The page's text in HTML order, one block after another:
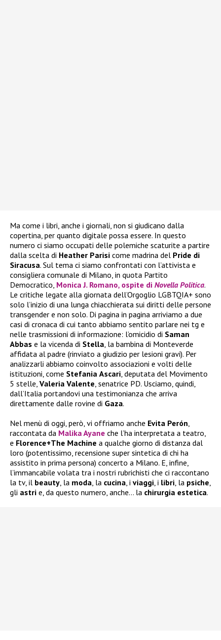
Ma come i libri, anche i giornali, non si giudicano dalla
copertina, per quanto digitale possa essere. In questo
numero ci siamo occupati delle polemiche scaturite a partire
dalla scelta di Heather Parisi come madrina del Pride di
Siracusa. Sul tema ci siamo confrontati con l’attivista e
consigliera comunale di Milano, in quota Partito
Democratico, Monica J. Romano, ospite di Novella Politica.
Le critiche legate alla giornata dell’Orgoglio LGBTQIA+ sono
solo l’inizio di una lunga chiacchierata sui diritti delle persone
transgender e non solo. Di pagina in pagina arriviamo a due
casi di cronaca di cui tanto abbiamo sentito parlare nei tg e
nelle trasmissioni di informazione: l’omicidio di Saman
Abbas e la vicenda di Stella, la bambina di Monteverde
affidata al padre (rinviato a giudizio per lesioni gravi). Per
analizzarli abbiamo coinvolto associazioni e volti delle
istituzioni, come Stefania Ascari, deputata del Movimento
5 stelle, Valeria Valente, senatrice PD. Usciamo, quindi,
dall’Italia portandovi una testimonianza che arriva
direttamente dalle rovine di Gaza.
Nel menù di oggi, però, vi offriamo anche Evita Perón,
raccontata da Malika Ayane che l’ha interpretata a teatro,
e Florence+The Machine a qualche giorno di distanza dal
loro (potentissimo, recensione super sintetica di chi ha
assistito in prima persona) concerto a Milano. E, infine,
l’immancabile volata tra i nostri rubrichisti che ci raccontano
la tv, il beauty, la moda, la cucina, i viaggi, i libri, la psiche,
gli astri e, da questo numero, anche… la chirurgia estetica.